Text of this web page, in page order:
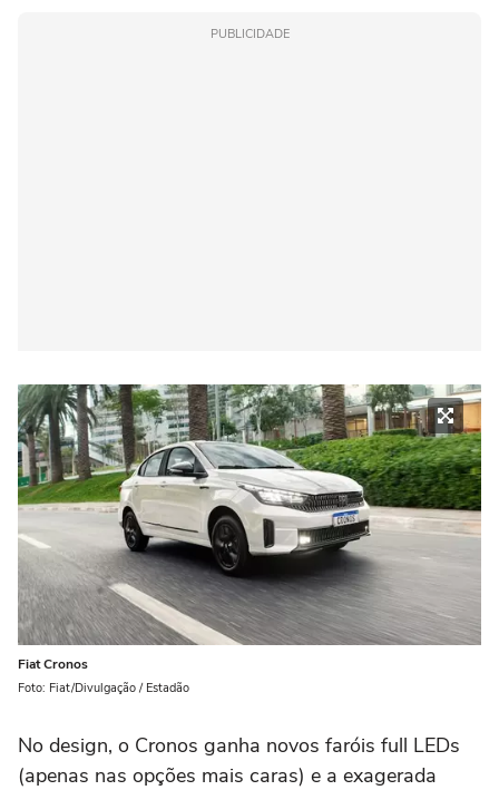
PUBLICIDADE
Fiat Cronos
Foto: Fiat/Divulgação / Estadão
No design, o Cronos ganha novos faróis full LEDs
(apenas nas opções mais caras) e a exagerada